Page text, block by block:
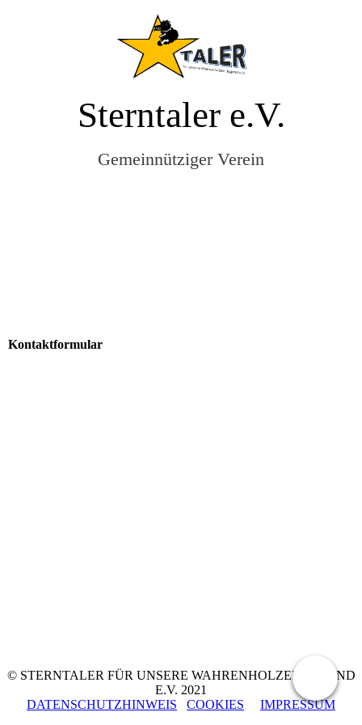
Sterntaler e.V.
Gemeinnütziger Verein
Kontaktformular
© STERNTALER FÜR UNSERE WAHRENHOLZER JUGEND
E.V. 2021
DATENSCHUTZHINWEIS
COOKIES IMPRESSUM